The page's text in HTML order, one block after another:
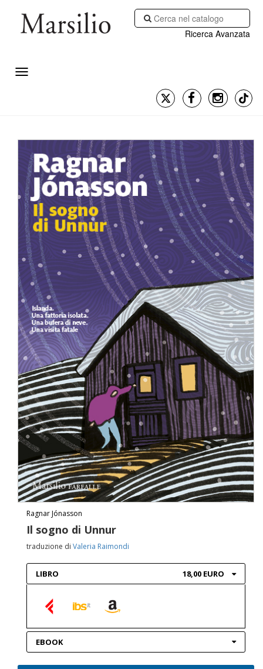
Ricerca Avanzata
Ragnar Jónasson
Il sogno di Unnur
traduzione di Valeria Raimondi
LIBRO 18,00 EURO
EBOOK